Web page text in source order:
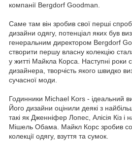
компанії Bergdorf Goodman.
Саме там він зробив свої перші
дизайни одягу, потенціал яких був
генеральним директором Bergdorf
створити першу власну колекцію
у житті Майкла Корса. Наступні роки
дизайнера, творчість якого швидко
сучасної моди.
Годинники Michael Kors - ідеальний
Його дизайни оцінили деякі з
такі як Дженніфер Лопес, Алісія Кіз
Мішель Обама. Майкл Корс зробив
колекції одягу, взуття та сумок.